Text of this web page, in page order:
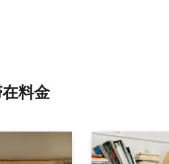
評価
料⁠金